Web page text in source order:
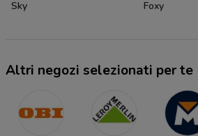
Sky Foxy
Altri negozi selezionati per te